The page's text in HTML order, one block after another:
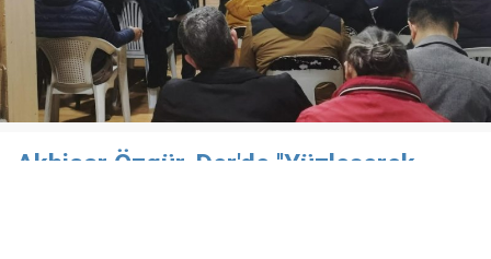
Akhisar Özgür-Der'de ''Yüzleşerek